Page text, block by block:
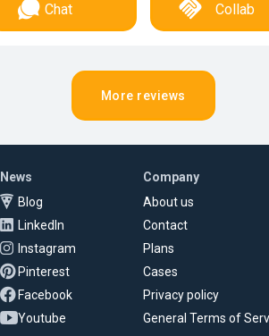
Chat Collab
More reviews
News
Blog
LinkedIn
Instagram
Pinterest
Facebook
Youtube
Company
About us
Contact
Plans
Cases
Privacy policy
General Terms of